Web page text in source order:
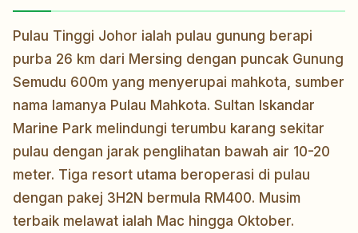
Pulau Tinggi Johor ialah pulau gunung berapi
purba 26 km dari Mersing dengan puncak Gunung
Semudu 600m yang menyerupai mahkota, sumber
nama lamanya Pulau Mahkota. Sultan Iskandar
Marine Park melindungi terumbu karang sekitar
pulau dengan jarak penglihatan bawah air 10-20
meter. Tiga resort utama beroperasi di pulau
dengan pakej 3H2N bermula RM400. Musim
terbaik melawat ialah Mac hingga Oktober.